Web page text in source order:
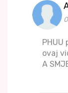
PHUU
ovaj
A